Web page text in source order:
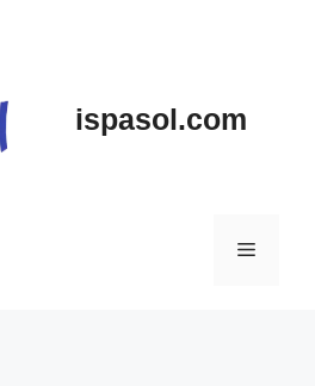
ispasol.com
Menu